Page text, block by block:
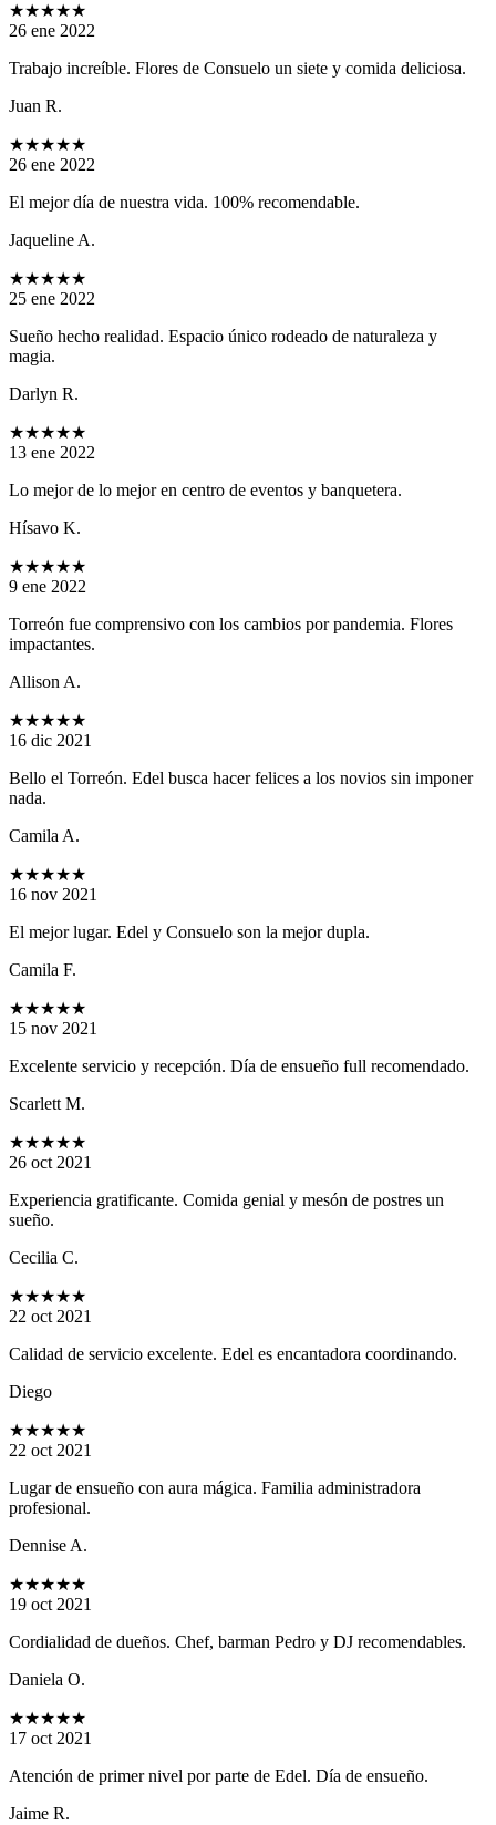
★★★★★
26 ene 2022
Trabajo increíble. Flores de Consuelo un siete y comida deliciosa.
Juan R.
★★★★★
26 ene 2022
El mejor día de nuestra vida. 100% recomendable.
Jaqueline A.
★★★★★
25 ene 2022
Sueño hecho realidad. Espacio único rodeado de naturaleza y
magia.
Darlyn R.
★★★★★
13 ene 2022
Lo mejor de lo mejor en centro de eventos y banquetera.
Hísavo K.
★★★★★
9 ene 2022
Torreón fue comprensivo con los cambios por pandemia. Flores
impactantes.
Allison A.
★★★★★
16 dic 2021
Bello el Torreón. Edel busca hacer felices a los novios sin imponer
nada.
Camila A.
★★★★★
16 nov 2021
El mejor lugar. Edel y Consuelo son la mejor dupla.
Camila F.
★★★★★
15 nov 2021
Excelente servicio y recepción. Día de ensueño full recomendado.
Scarlett M.
★★★★★
26 oct 2021
Experiencia gratificante. Comida genial y mesón de postres un
sueño.
Cecilia C.
★★★★★
22 oct 2021
Calidad de servicio excelente. Edel es encantadora coordinando.
Diego
★★★★★
22 oct 2021
Lugar de ensueño con aura mágica. Familia administradora
profesional.
Dennise A.
★★★★★
19 oct 2021
Cordialidad de dueños. Chef, barman Pedro y DJ recomendables.
Daniela O.
★★★★★
17 oct 2021
Atención de primer nivel por parte de Edel. Día de ensueño.
Jaime R.